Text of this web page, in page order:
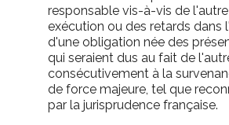
responsable vis-à-vis de
exécution ou des retards dans
d'une obligation née des
qui seraient dus au fait de
consécutivement à la
de force majeure, tel que
par la jurisprudence française.